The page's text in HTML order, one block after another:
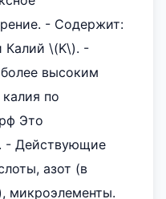
- Содержит:
Калий \(K\). -
высоким
по
Это
- Действующие
азот (в
микроэлементы.